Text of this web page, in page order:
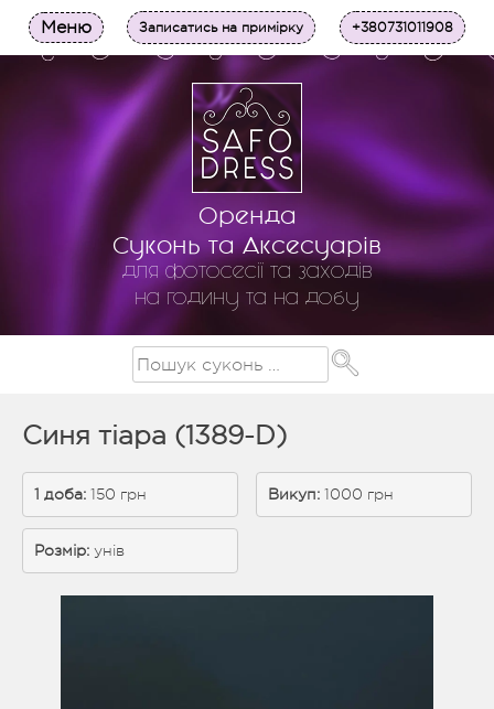
Оренда
Суконь та Аксесуарів
для фотосесії та заходів
на годину та на добу
Меню Записатись на примірку +380731011908
Синя тіара (1389-D)
1 доба: 150 грн Викуп: 1000 грн
Розмір: унів